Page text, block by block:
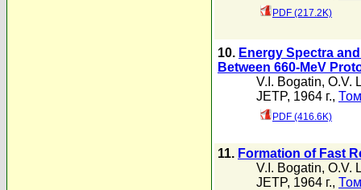
PDF (217.2K)
10. Energy Spectra
Between 660-MeV
V.I. Bogatin, O.V.
JETP, 1964 г.,
PDF (416.6K)
11. Formation of Fast
V.I. Bogatin, O.V.
JETP, 1964 г.,